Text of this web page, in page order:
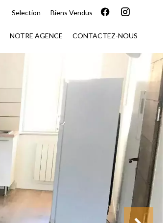
Selection Biens Vendus
NOTRE AGENCE CONTACTEZ-NOUS